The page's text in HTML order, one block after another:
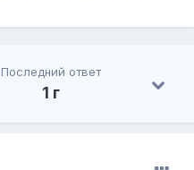
Последний ответ
1 г